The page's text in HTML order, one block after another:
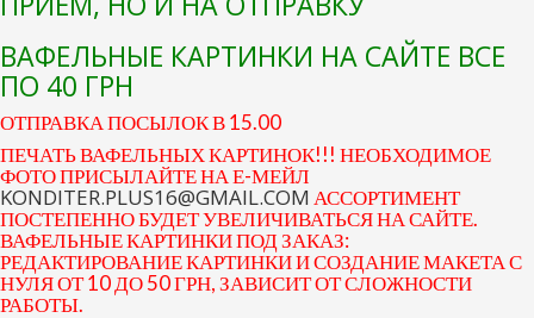
ВАФЕЛЬНЫЕ КАРТИНКИ НА САЙТЕ ВСЕ
ПО 40 ГРН
ОТПРАВКА ПОСЫЛОК В 15.00
ПЕЧАТЬ ВАФЕЛЬНЫХ КАРТИНОК!!! НЕОБХОДИМОЕ
ФОТО ПРИСЫЛАЙТЕ НА Е-МЕЙЛ
KONDITER.PLUS16@GMAIL.COM АССОРТИМЕНТ
ПОСТЕПЕННО БУДЕТ УВЕЛИЧИВАТЬСЯ НА САЙТЕ.
ВАФЕЛЬНЫЕ КАРТИНКИ ПОД ЗАКАЗ:
РЕДАКТИРОВАНИЕ КАРТИНКИ И СОЗДАНИЕ МАКЕТА С
НУЛЯ ОТ 10 ДО 50 ГРН, ЗАВИСИТ ОТ СЛОЖНОСТИ
РАБОТЫ.